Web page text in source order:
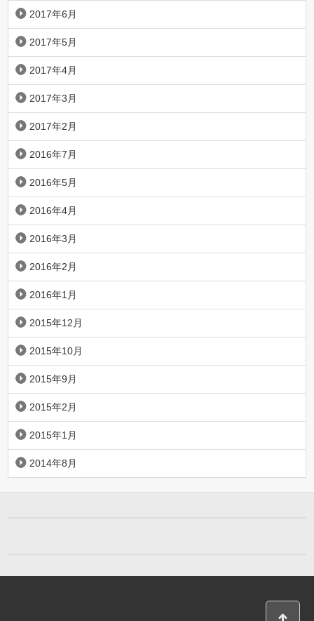
2017年6月
2017年5月
2017年4月
2017年3月
2017年2月
2016年7月
2016年5月
2016年4月
2016年3月
2016年2月
2016年1月
2015年12月
2015年10月
2015年9月
2015年2月
2015年1月
2014年8月